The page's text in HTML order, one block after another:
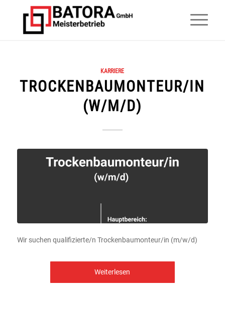
KARRIERE
TROCKENBAUMONTEUR/IN
(W/M/D)
Wir suchen qualifizierte/n Trockenbaumonteur/in (m/w/d)
Weiterlesen